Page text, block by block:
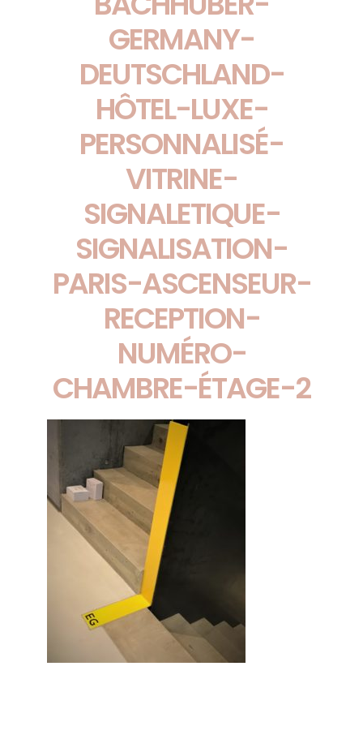
GERMANY-
DEUTSCHLAND-
HÔTEL-LUXE-
PERSONNALISÉ-
VITRINE-
SIGNALETIQUE-
SIGNALISATION-
PARIS-ASCENSEUR-
RECEPTION-
NUMÉRO-
CHAMBRE-ÉTAGE-2